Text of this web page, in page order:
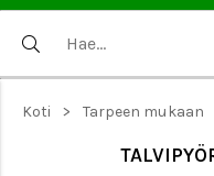
Koti > Tarpeen mukaan